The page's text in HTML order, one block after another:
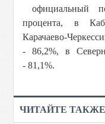
официальный
процента, в
Карачаево-
- 86,2%, в
- 81,1%.
ЧИТАЙТЕ